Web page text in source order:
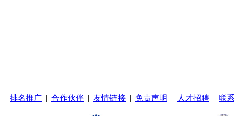
| 排名推广 | 合作伙伴 | 友情链接 | 免责声明 | 人才招聘 | 联